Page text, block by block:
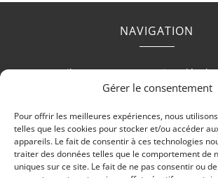
Gérer le consentement
Pour offrir les meilleures expériences, nous
telles que les cookies pour stocker et/ou accéder
appareils. Le fait de consentir à ces technologies
traiter des données telles que le comportement de
uniques sur ce site. Le fait de ne pas consentir ou
NAVIGATION
Accueil Contact Mentions
Plan du site